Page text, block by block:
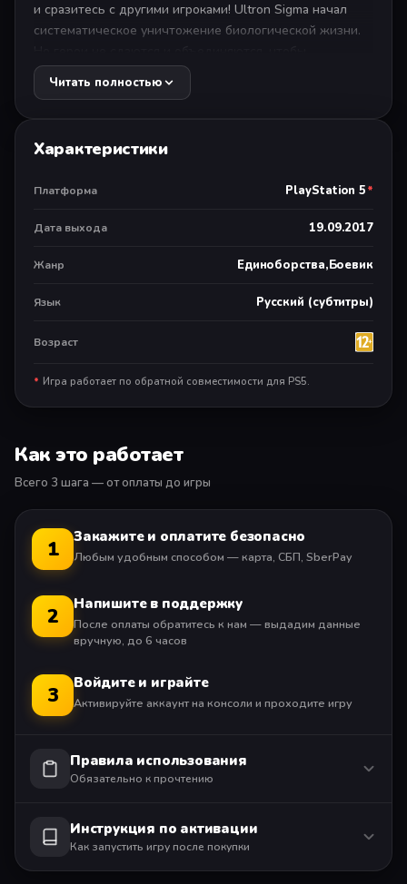
и сразитесь с другими игроками! Ultron Sigma начал
систематическое уничтожение биологической жизни.
раздобыть Камни и дать бой злодею. Содержит
эксклюзивный контент дляPS4™: Major Carol Danvers
Сетевая многопользовательская игра (2-8 игрока).
Требуется оплаченная подписка на PlayStation Plus.
Читать полностью
Характеристики
Платформа PlayStation 5*
Дата выхода 19.09.2017
Жанр Единоборства,Боевик
Язык Русский (субтитры)
Возраст
* Игра работает по обратной совместимости для PS5.
Как это работает
Всего 3 шага — от оплаты до игры
1 Закажите и оплатите безопасно
Любым удобным способом — карта, СБП, SberPay
2 Напишите в поддержку
После оплаты обратитесь к нам — выдадим данные
вручную, до 6 часов
3 Войдите и играйте
Активируйте аккаунт на консоли и проходите игру
Правила использования
Обязательно к прочтению
Инструкция по активации
Как запустить игру после покупки